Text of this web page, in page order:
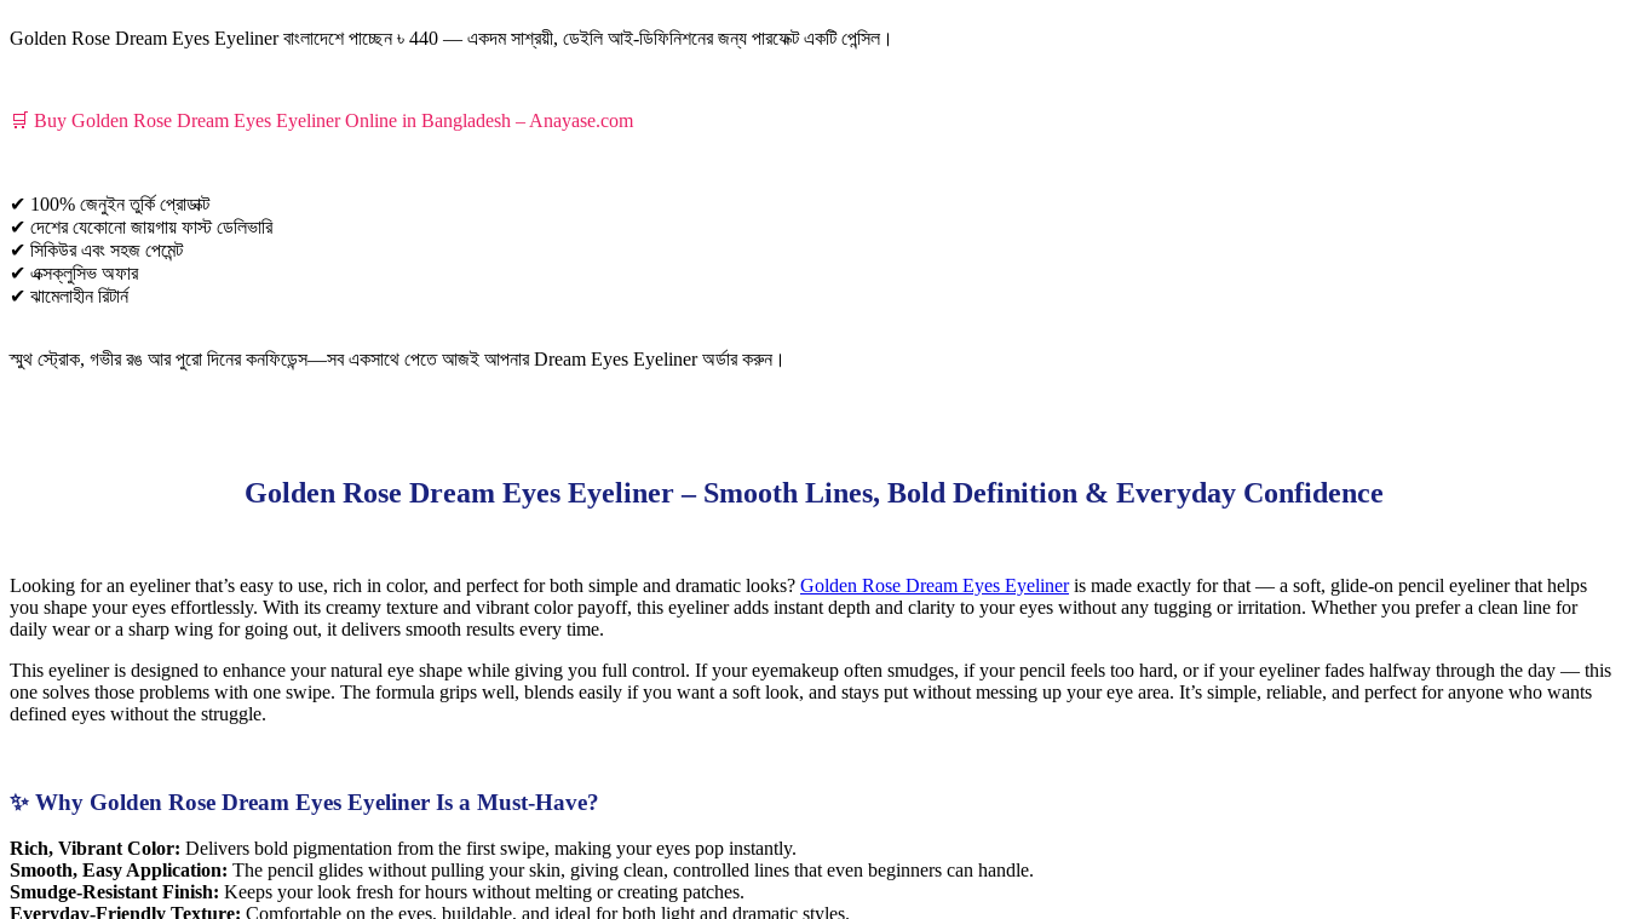
Golden Rose Dream Eyes Eyeliner বাংলাদেশে পাচ্ছেন ৳ 440 — একদম সাশ্রয়ী, ডেইলি আই-ডিফিনিশনের জন্য পারফেক্ট একটি পেন্সিল।
🛒 Buy Golden Rose Dream Eyes Eyeliner Online in Bangladesh – Anayase.com
✔ 100% জেনুইন তুর্কি প্রোডাক্ট
✔ দেশের যেকোনো জায়গায় ফাস্ট ডেলিভারি
✔ সিকিউর এবং সহজ পেমেন্ট
✔ এক্সক্লুসিভ অফার
✔ ঝামেলাহীন রিটার্ন
স্মুথ স্ট্রোক, গভীর রঙ আর পুরো দিনের কনফিডেন্স—সব একসাথে পেতে আজই আপনার Dream Eyes Eyeliner অর্ডার করুন।
Golden Rose Dream Eyes Eyeliner – Smooth Lines, Bold Definition & Everyday Confidence
Looking for an eyeliner that’s easy to use, rich in color, and perfect for both simple and dramatic looks? Golden Rose Dream Eyes Eyelineris made exactly for that — a soft, glide-on pencil eyeliner that helps
you shape your eyes effortlessly. With its creamy texture and vibrant color payoff, this eyeliner adds instant depth and clarity to your eyes without any tugging or irritation. Whether you prefer a clean line for
daily wear or a sharp wing for going out, it delivers smooth results every time.
This eyeliner is designed to enhance your natural eye shape while giving you full control. If your eyemakeup often smudges, if your pencil feels too hard, or if your eyeliner fades halfway through the day — this
one solves those problems with one swipe. The formula grips well, blends easily if you want a soft look, and stays put without messing up your eye area. It’s simple, reliable, and perfect for anyone who wants
defined eyes without the struggle.
✨ Why Golden Rose Dream Eyes Eyeliner Is a Must-Have?
Rich, Vibrant Color: Delivers bold pigmentation from the first swipe, making your eyes pop instantly.
Smooth, Easy Application: The pencil glides without pulling your skin, giving clean, controlled lines that even beginners can handle.
Smudge-Resistant Finish: Keeps your look fresh for hours without melting or creating patches.
Everyday-Friendly Texture: Comfortable on the eyes, buildable, and ideal for both light and dramatic styles.